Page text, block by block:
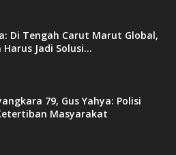
Di Tengah Carut Marut Global,
Jadi Solusi...
79, Gus Yahya: Polisi
Masyarakat